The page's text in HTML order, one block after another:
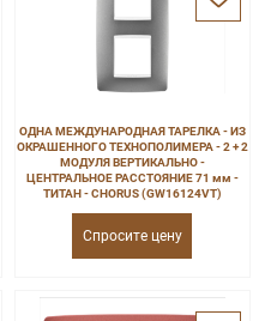
ОДНА МЕЖДУНАРОДНАЯ ТАРЕЛКА - ИЗ
ОКРАШЕННОГО ТЕХНОПОЛИМЕРА - 2 + 2
МОДУЛЯ ВЕРТИКАЛЬНО -
ЦЕНТРАЛЬНОЕ РАССТОЯНИЕ 71 мм -
ТИТАН - CHORUS (GW16124VT)
Спросите цену